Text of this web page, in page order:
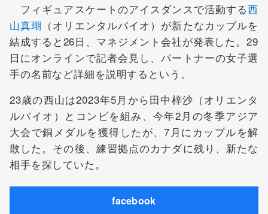
フィギュアスケートのアイスダンスで活動する西
山真瑚 （オリエンタルバイオ）が新たなカップルを
結成すると26日、マネジメント会社が発表した。29
日にオンラインで記者会見し、パートナーの女子選
手の名前など詳細を説明するという。
23歳の西山は2023年5月から田中梓沙（オリエンタ
ルバイオ）とコンビを組み、今年2月の冬季アジア
大会で銅メダルを獲得したが、7月にカップルを解
散した。その後、練習拠点のカナダに残り、新たな
相手を探していた。
facebook